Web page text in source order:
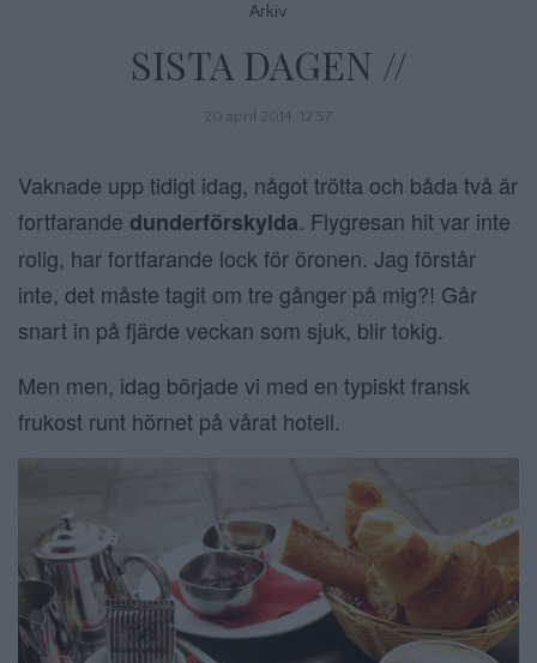
Arkiv
SISTA DAGEN //
20 april 2014, 12:57
Vaknade upp tidigt idag, något trötta och båda två är
fortfarande dunderförskylda. Flygresan hit var inte
rolig, har fortfarande lock för öronen. Jag förstår
inte, det måste tagit om tre gånger på mig?! Går
snart in på fjärde veckan som sjuk, blir tokig.
Men men, idag började vi med en typiskt fransk
frukost runt hörnet på vårat hotell.